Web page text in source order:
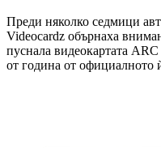
Преди няколко седмици
Videocardz обърнаха
пуснала видеокартата
от година от официалното